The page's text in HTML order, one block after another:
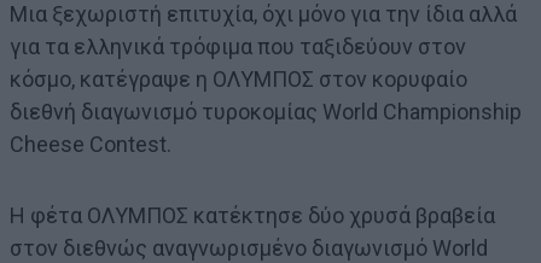
Μια ξεχωριστή επιτυχία, όχι μόνο για την ίδια αλλά
για τα ελληνικά τρόφιμα που ταξιδεύουν στον
κόσμο, κατέγραψε η ΟΛΥΜΠΟΣ στον κορυφαίο
διεθνή διαγωνισμό τυροκομίας World Championship
Cheese Contest.
Η φέτα ΟΛΥΜΠΟΣ κατέκτησε δύο χρυσά βραβεία
στον διεθνώς αναγνωρισμένο διαγωνισμό World